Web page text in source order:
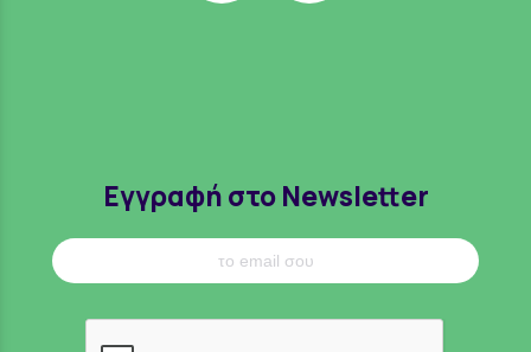
Εγγραφή στο Newsletter